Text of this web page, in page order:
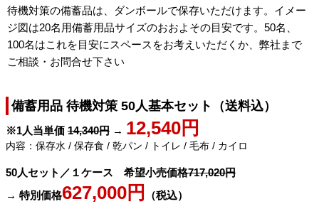
待機対策の備蓄品は、ダンボールで保存いただけます。イメー
ジ図は20名用備蓄用品サイズのおおよその目安です。50名、
100名はこれを目安にスペースをお考えいただくか、弊社まで
ご相談・お問合せ下さい
備蓄用品 待機対策 50人基本セット（送料込）
※1人当単価 14,340円 → 12,540円
内容：保存水 / 保存食 / 乾パン / トイレ / 毛布 / カイロ
50人セット／１ケース 希望小売価格717,020円
→ 特別価格627,000円 （税込）